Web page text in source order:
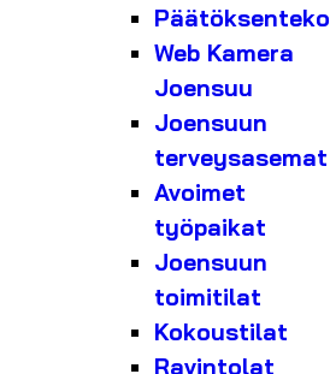
Päätöksenteko
Web Kamera
Joensuu
Joensuun
terveysasemat
Avoimet
työpaikat
Joensuun
toimitilat
Kokoustilat
Ravintolat